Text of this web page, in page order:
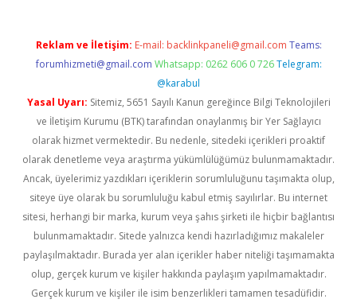
Reklam ve İletişim: E-mail: backlinkpaneli@gmail.com Teams:
forumhizmeti@gmail.com Whatsapp: 0262 606 0 726 Telegram:
@karabul
Yasal Uyarı: Sitemiz, 5651 Sayılı Kanun gereğince Bilgi Teknolojileri
ve İletişim Kurumu (BTK) tarafından onaylanmış bir Yer Sağlayıcı
olarak hizmet vermektedir. Bu nedenle, sitedeki içerikleri proaktif
olarak denetleme veya araştırma yükümlülüğümüz bulunmamaktadır.
Ancak, üyelerimiz yazdıkları içeriklerin sorumluluğunu taşımakta olup,
siteye üye olarak bu sorumluluğu kabul etmiş sayılırlar. Bu internet
sitesi, herhangi bir marka, kurum veya şahıs şirketi ile hiçbir bağlantısı
bulunmamaktadır. Sitede yalnızca kendi hazırladığımız makaleler
paylaşılmaktadır. Burada yer alan içerikler haber niteliği taşımamakta
olup, gerçek kurum ve kişiler hakkında paylaşım yapılmamaktadır.
Gerçek kurum ve kişiler ile isim benzerlikleri tamamen tesadüfidir.